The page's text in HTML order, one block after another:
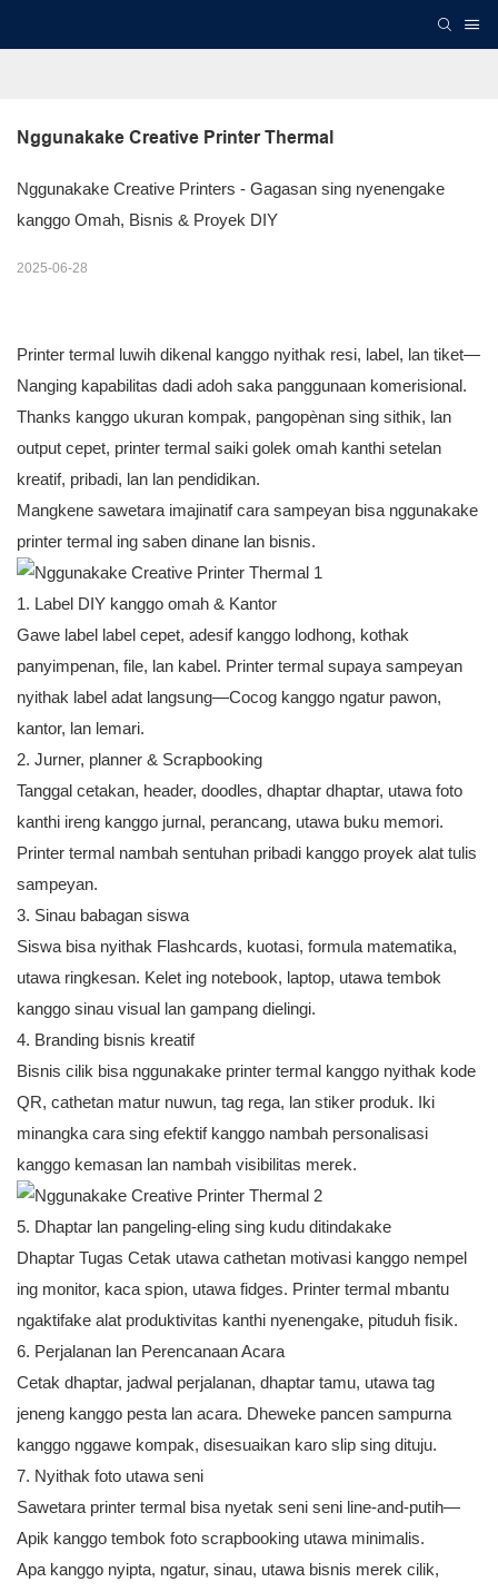
Nggunakake Creative Printer Thermal
Nggunakake Creative Printers - Gagasan sing nyenengake
kanggo Omah, Bisnis & Proyek DIY
2025-06-28
Printer termal luwih dikenal kanggo nyithak resi, label, lan tiket—
Nanging kapabilitas dadi adoh saka panggunaan komerisional.
Thanks kanggo ukuran kompak, pangopènan sing sithik, lan
output cepet, printer termal saiki golek omah kanthi setelan
kreatif, pribadi, lan lan pendidikan.
Mangkene sawetara imajinatif cara sampeyan bisa nggunakake
printer termal ing saben dinane lan bisnis.
1. Label DIY kanggo omah & Kantor
Gawe label label cepet, adesif kanggo lodhong, kothak
panyimpenan, file, lan kabel. Printer termal supaya sampeyan
nyithak label adat langsung—Cocog kanggo ngatur pawon,
kantor, lan lemari.
2. Jurner, planner & Scrapbooking
Tanggal cetakan, header, doodles, dhaptar dhaptar, utawa foto
kanthi ireng kanggo jurnal, perancang, utawa buku memori.
Printer termal nambah sentuhan pribadi kanggo proyek alat tulis
sampeyan.
3. Sinau babagan siswa
Siswa bisa nyithak Flashcards, kuotasi, formula matematika,
utawa ringkesan. Kelet ing notebook, laptop, utawa tembok
kanggo sinau visual lan gampang dielingi.
4. Branding bisnis kreatif
Bisnis cilik bisa nggunakake printer termal kanggo nyithak kode
QR, cathetan matur nuwun, tag rega, lan stiker produk. Iki
minangka cara sing efektif kanggo nambah personalisasi
kanggo kemasan lan nambah visibilitas merek.
5. Dhaptar lan pangeling-eling sing kudu ditindakake
Dhaptar Tugas Cetak utawa cathetan motivasi kanggo nempel
ing monitor, kaca spion, utawa fidges. Printer termal mbantu
ngaktifake alat produktivitas kanthi nyenengake, pituduh fisik.
6. Perjalanan lan Perencanaan Acara
Cetak dhaptar, jadwal perjalanan, dhaptar tamu, utawa tag
jeneng kanggo pesta lan acara. Dheweke pancen sampurna
kanggo nggawe kompak, disesuaikan karo slip sing dituju.
7. Nyithak foto utawa seni
Sawetara printer termal bisa nyetak seni seni line-and-putih—
Apik kanggo tembok foto scrapbooking utawa minimalis.
Apa kanggo nyipta, ngatur, sinau, utawa bisnis merek cilik,